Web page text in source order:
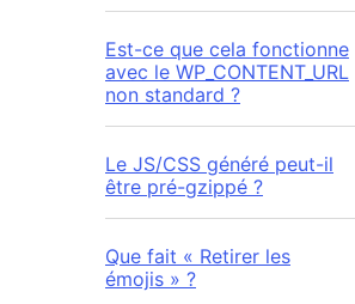
Est-ce que cela fonctionne
avec le WP_CONTENT_URL
non standard ?
Le JS/CSS généré peut-il
être pré-gzippé ?
Que fait « Retirer les
émojis » ?